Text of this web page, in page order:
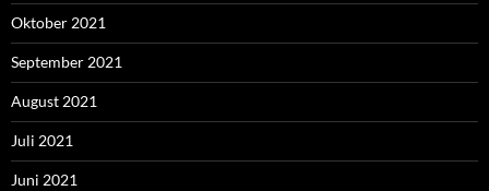
Oktober 2021
September 2021
August 2021
Juli 2021
Juni 2021